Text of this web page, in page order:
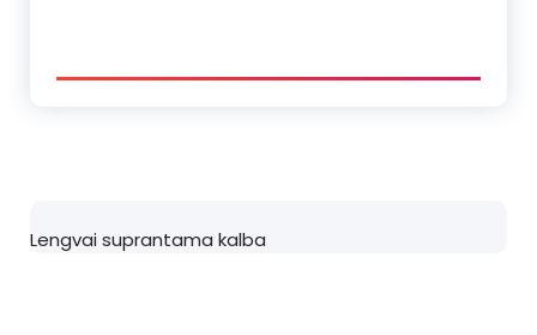
Lengvai suprantama kalba